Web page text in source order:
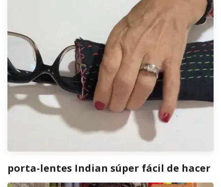
porta-lentes Indian súper fácil de hacer